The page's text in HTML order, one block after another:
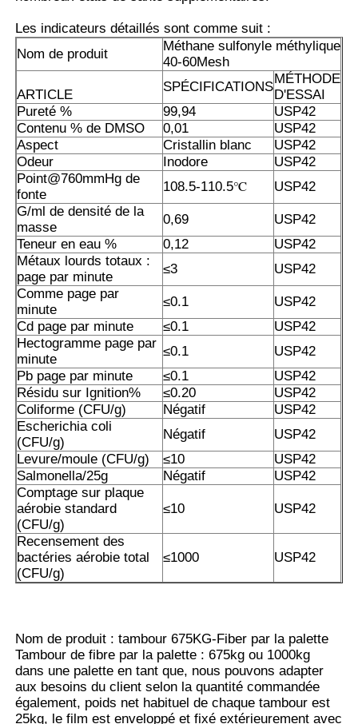
Cristaux purs de MSM
Les indicateurs détaillés sont comme suit :
Nom de produit
Méthane sulfonyle méthylique
40-60Mesh
ARTICLE
SPÉCIFICATIONS
MÉTHODE
D'ESSAI
Pureté %
99,94
USP42
Contenu % de DMSO
0,01
USP42
Aspect
Cristallin blanc
USP42
Odeur
Inodore
USP42
Point@760mmHg de
fonte
108.5-110.5℃
USP42
G/ml de densité de la
masse
0,69
USP42
Teneur en eau %
0,12
USP42
Métaux lourds totaux :
page par minute
≤3
USP42
Comme page par
minute
≤0.1
USP42
Cd page par minute
≤0.1
USP42
Hectogramme page par
minute
≤0.1
USP42
Pb page par minute
≤0.1
USP42
Résidu sur Ignition%
≤0.20
USP42
Coliforme (CFU/g)
Négatif
USP42
Escherichia coli
(CFU/g)
Négatif
USP42
Levure/moule (CFU/g)
≤10
USP42
Salmonella/25g
Négatif
USP42
Comptage sur plaque
aérobie standard
(CFU/g)
≤10 USP42
Recensement des
bactéries aérobie total
(CFU/g)
≤1000 USP42
Nom de produit : tambour 675KG-Fiber par la palette
Tambour de fibre par la palette : 675kg ou 1000kg
dans une palette en tant que, nous pouvons adapter
aux besoins du client selon la quantité commandée
également, poids net habituel de chaque tambour est
25kg, le film est enveloppé et fixé extérieurement avec